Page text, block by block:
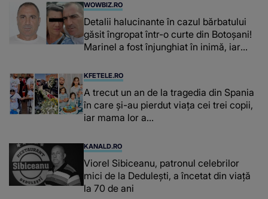
WOWBIZ.RO
Detalii halucinante în cazul bărbatului
găsit îngropat într-o curte din Botoșani!
Marinel a fost înjunghiat în inimă, iar
suspecți
KFETELE.RO
A trecut un an de la tragedia din Spania
în care și-au pierdut viața cei trei copii,
iar mama lor a…
KANALD.RO
Viorel Sibiceanu, patronul celebrilor
mici de la Dedulești, a încetat din viață
la 70 de ani